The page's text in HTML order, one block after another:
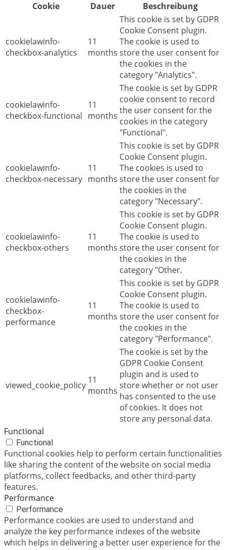
Cookie
Dauer Beschreibung
cookielawinfo-
checkbox-analytics
11
months
This cookie is set by GDPR
Cookie Consent plugin.
The cookie is used to
store the user consent for
the cookies in the
category "Analytics".
cookielawinfo-
checkbox-functional
11
months
The cookie is set by GDPR
cookie consent to record
the user consent for the
cookies in the category
"Functional".
cookielawinfo-
checkbox-necessary
11
months
This cookie is set by GDPR
Cookie Consent plugin.
The cookies is used to
store the user consent for
the cookies in the
category "Necessary".
cookielawinfo-
checkbox-others
11
months
This cookie is set by GDPR
Cookie Consent plugin.
The cookie is used to
store the user consent for
the cookies in the
category "Other.
cookielawinfo-
checkbox-
performance
11
months
This cookie is set by GDPR
Cookie Consent plugin.
The cookie is used to
store the user consent for
the cookies in the
category "Performance".
viewed_cookie_policy 11
months
The cookie is set by the
GDPR Cookie Consent
plugin and is used to
store whether or not user
has consented to the use
of cookies. It does not
store any personal data.
Functional
Functional
Functional cookies help to perform certain functionalities
like sharing the content of the website on social media
platforms, collect feedbacks, and other third-party
features.
Performance
Performance
Performance cookies are used to understand and
analyze the key performance indexes of the website
which helps in delivering a better user experience for the